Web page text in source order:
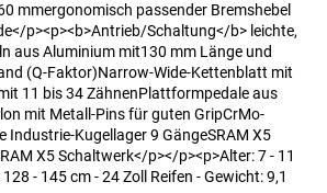
mmergonomisch passender Bremshebel
p><p><b>Antrieb/Schaltung</b> leichte,
aus Aluminium mit130 mm Länge und
(Q-Faktor)Narrow-Wide-Kettenblatt mit
11 bis 34 ZähnenPlattformpedale aus
mit Metall-Pins für guten GripCrMo-
Industrie-Kugellager 9 GängeSRAM X5
X5 Schaltwerk</p></p><p>Alter: 7 - 11
- 145 cm - 24 Zoll Reifen - Gewicht: 9,1